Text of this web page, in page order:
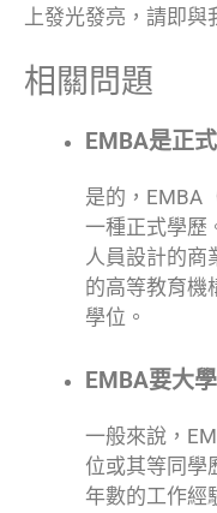
上發光發亮，請即與
相關問題
EMBA是正
是的，EMBA
一種正式學歷
人員設計的商
的高等教育機
學位。
EMBA要大
一般來說，
位或其等同學
年數的工作經